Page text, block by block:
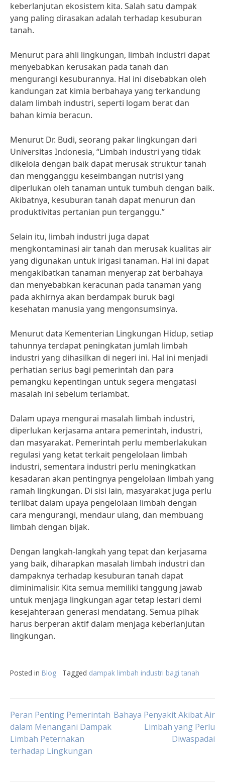
keberlanjutan ekosistem kita. Salah satu dampak
yang paling dirasakan adalah terhadap kesuburan
tanah.
Menurut para ahli lingkungan, limbah industri dapat
menyebabkan kerusakan pada tanah dan
mengurangi kesuburannya. Hal ini disebabkan oleh
kandungan zat kimia berbahaya yang terkandung
dalam limbah industri, seperti logam berat dan
bahan kimia beracun.
Menurut Dr. Budi, seorang pakar lingkungan dari
Universitas Indonesia, “Limbah industri yang tidak
dikelola dengan baik dapat merusak struktur tanah
dan mengganggu keseimbangan nutrisi yang
diperlukan oleh tanaman untuk tumbuh dengan baik.
Akibatnya, kesuburan tanah dapat menurun dan
produktivitas pertanian pun terganggu.”
Selain itu, limbah industri juga dapat
mengkontaminasi air tanah dan merusak kualitas air
yang digunakan untuk irigasi tanaman. Hal ini dapat
mengakibatkan tanaman menyerap zat berbahaya
dan menyebabkan keracunan pada tanaman yang
pada akhirnya akan berdampak buruk bagi
kesehatan manusia yang mengonsumsinya.
Menurut data Kementerian Lingkungan Hidup, setiap
tahunnya terdapat peningkatan jumlah limbah
industri yang dihasilkan di negeri ini. Hal ini menjadi
perhatian serius bagi pemerintah dan para
pemangku kepentingan untuk segera mengatasi
masalah ini sebelum terlambat.
Dalam upaya mengurai masalah limbah industri,
diperlukan kerjasama antara pemerintah, industri,
dan masyarakat. Pemerintah perlu memberlakukan
regulasi yang ketat terkait pengelolaan limbah
industri, sementara industri perlu meningkatkan
kesadaran akan pentingnya pengelolaan limbah yang
ramah lingkungan. Di sisi lain, masyarakat juga perlu
terlibat dalam upaya pengelolaan limbah dengan
cara mengurangi, mendaur ulang, dan membuang
limbah dengan bijak.
Dengan langkah-langkah yang tepat dan kerjasama
yang baik, diharapkan masalah limbah industri dan
dampaknya terhadap kesuburan tanah dapat
diminimalisir. Kita semua memiliki tanggung jawab
untuk menjaga lingkungan agar tetap lestari demi
kesejahteraan generasi mendatang. Semua pihak
harus berperan aktif dalam menjaga keberlanjutan
lingkungan.
Posted in Blog Tagged dampak limbah industri bagi tanah
Post
navigation
Peran Penting Pemerintah
dalam Menangani Dampak
Limbah Peternakan
terhadap Lingkungan
Bahaya Penyakit Akibat Air
Limbah yang Perlu
Diwaspadai